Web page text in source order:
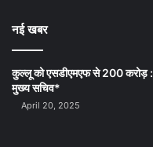
नई खबर
कुल्लू को एसडीएमएफ से 200 करोड़ :
मुख्य सचिव*
April 20, 2025